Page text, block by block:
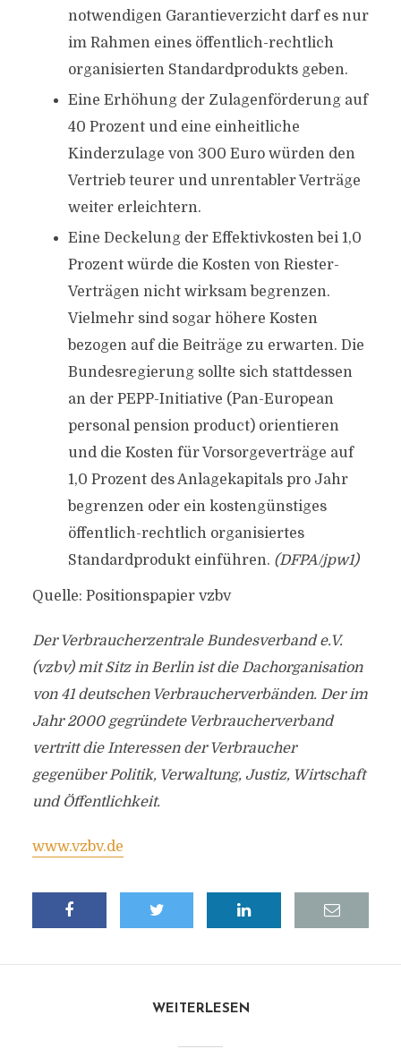
notwendigen Garantieverzicht darf es nur
im Rahmen eines öffentlich-rechtlich
organisierten Standardprodukts geben.
Eine Erhöhung der Zulagenförderung auf
40 Prozent und eine einheitliche
Kinderzulage von 300 Euro würden den
Vertrieb teurer und unrentabler Verträge
weiter erleichtern.
Eine Deckelung der Effektivkosten bei 1,0
Prozent würde die Kosten von Riester-
Verträgen nicht wirksam begrenzen.
Vielmehr sind sogar höhere Kosten
bezogen auf die Beiträge zu erwarten. Die
Bundesregierung sollte sich stattdessen
an der PEPP-Initiative (Pan-European
personal pension product) orientieren
und die Kosten für Vorsorgeverträge auf
1,0 Prozent des Anlagekapitals pro Jahr
begrenzen oder ein kostengünstiges
öffentlich-rechtlich organisiertes
Standardprodukt einführen. (DFPA/jpw1)
Quelle: Positionspapier vzbv
Der Verbraucherzentrale Bundesverband e.V.
(vzbv) mit Sitz in Berlin ist die Dachorganisation
von 41 deutschen Verbraucherverbänden. Der im
Jahr 2000 gegründete Verbraucherverband
vertritt die Interessen der Verbraucher
gegenüber Politik, Verwaltung, Justiz, Wirtschaft
und Öffentlichkeit.
www.vzbv.de
WEITERLESEN